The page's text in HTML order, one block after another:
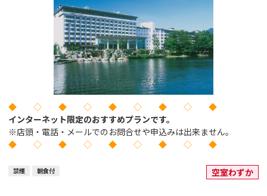
◆ ◇ ◆ ◇ ◆ ◇ ◆ ◇ ◆
インターネット限定のおすすめプランです。
※店頭・電話・メールでのお問合せや申込みは出来ません。
◆ ◇ ◆ ◇ ◆ ◇ ◆ ◇ ◆
禁煙 朝食付 空室わずか